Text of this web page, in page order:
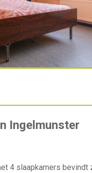
Ingelmunster
4 slaapkamers